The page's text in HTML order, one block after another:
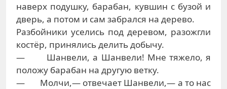
наверх подушку, барабан, кувшин с бузой и
дверь, а потом и сам забрался на дерево.
Разбойники уселись под деревом, разожгли
костёр, принялись делить добычу.
— Шанвели, а Шанвели! Мне тяжело, я
положу барабан на другую ветку.
— Молчи,— отвечает Шанвели,— а то нас